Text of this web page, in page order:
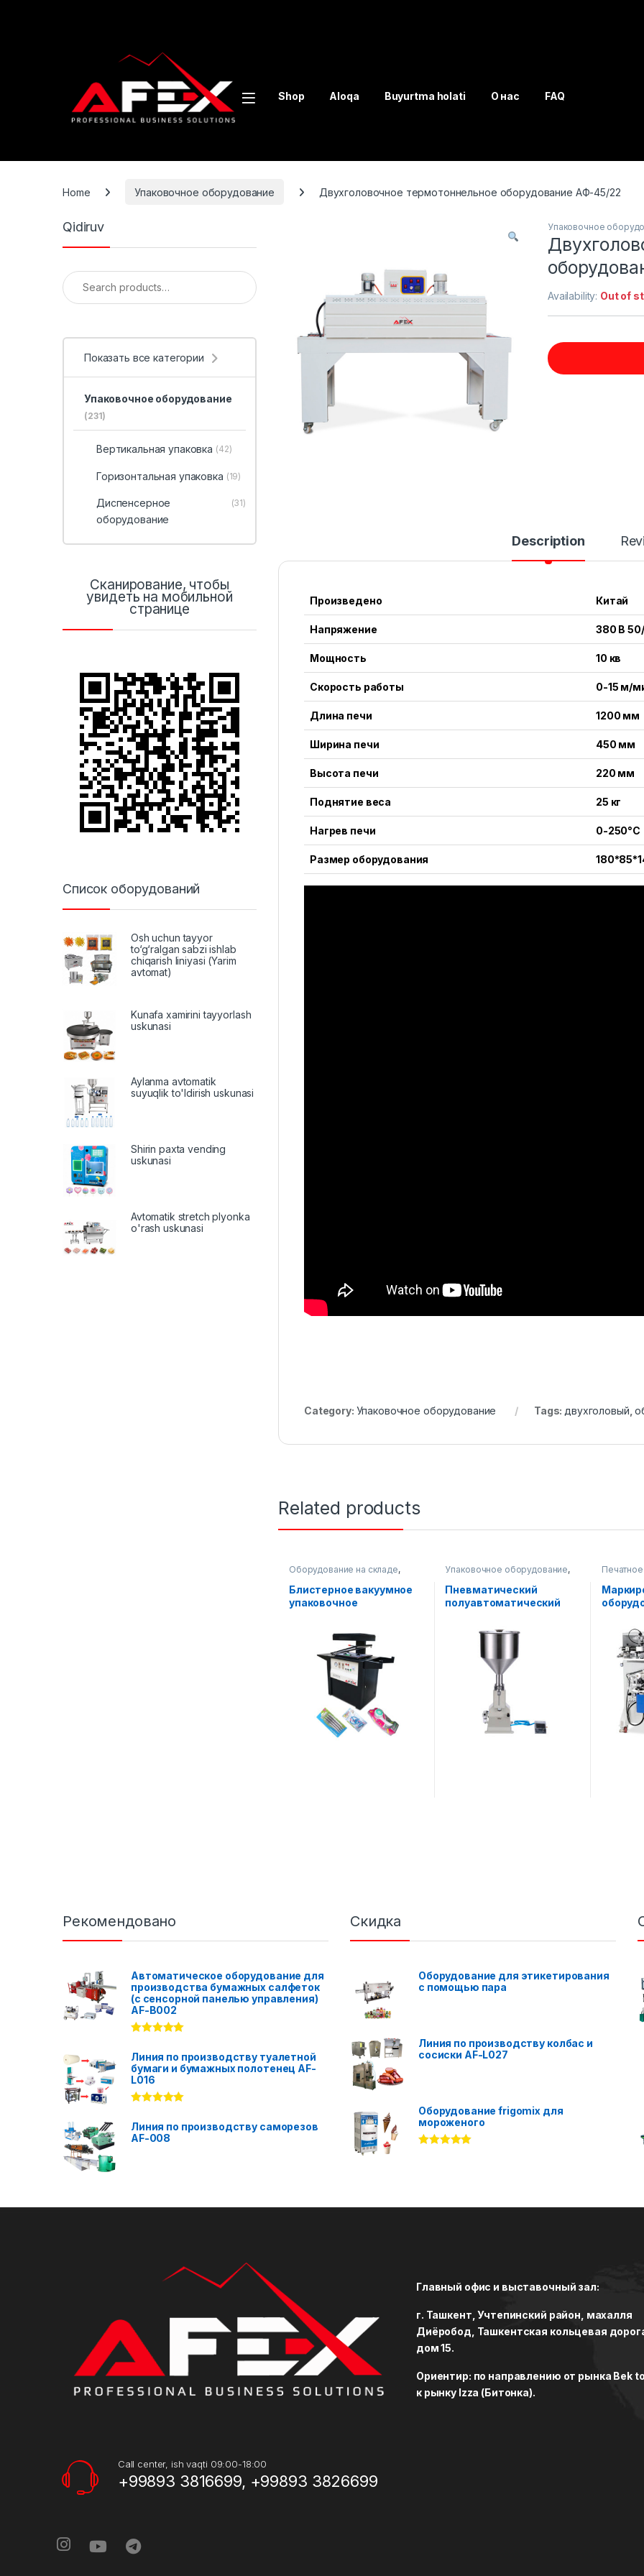
Shop Aloqa Buyurtma holati О нас FAQ
Home Упаковочное оборудование Двухголовочное термотоннельное оборудование АФ-45/22
Упаковочное
Availability: Out of
Description
Произведено Китай
Напряжение 380 В
Мощность 10 кв
Скорость работы 0-15 м/
Длина печи 1200 мм
Ширина печи 450 мм
Высота печи 220 мм
Поднятие веса 25 кг
Нагрев печи 0-250°C
Размер оборудования
Category: Упаковочное оборудование Tags: двухголовый ,
Related products
Оборудование на складе,
Упаковочное оборудование
Блистерное вакуумное
упаковочное
Упаковочное оборудование,
Диспенсерное оборудование
Пневматический
полуавтоматический
Qidiruv
Search for:
Показать все категории
Упаковочное оборудование
(231)
Вертикальная упаковка (42)
Горизонтальная упаковка (19)
Диспенсерное
оборудование
(31)
Сканирование, чтобы
увидеть на мобильной
странице
Список оборудований
Osh uchun tayyor
to‘g‘ralgan sabzi ishlab
chiqarish liniyasi (Yarim
avtomat)
Kunafa xamirini tayyorlash
uskunasi
Aylanma avtomatik
suyuqlik to'ldirish uskunasi
Shirin paxta vending
uskunasi
Avtomatik stretch plyonka
o'rash uskunasi
Рекомендовано
Автоматическое оборудование для
производства бумажных салфеток
(с сенсорной панелью управления)
AF-B002
out of 5
Линия по производству туалетной
бумаги и бумажных полотенец AF-
L016
out of 5
Линия по производству саморезов
AF-008
Скидка
Оборудование для этикетирования
с помощью пара
Линия по производству колбас и
сосиски AF-L027
Оборудование frigomix для
мороженого
Call center, ish vaqti 09:00-18:00
+99893 3816699, +99893 3826699
Главный офис и выставочный зал:
г. Ташкент, Учтепинский район, махалля
Диёробод, Ташкентская кольцевая
дом 15.
Ориентир: по направлению от рынка Bek
к рынку Izza (Битонка).